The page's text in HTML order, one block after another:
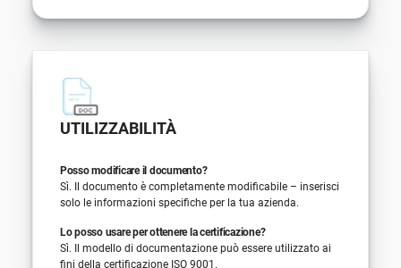
UTILIZZABILITÀ
Posso modificare il documento?
Sì. Il documento è completamente modificabile – inserisci
solo le informazioni specifiche per la tua azienda.
Lo posso usare per ottenere la certificazione?
Sì. Il modello di documentazione può essere utilizzato ai
fini della certificazione ISO 9001.